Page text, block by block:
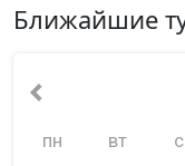
Ближайшие
пн вт